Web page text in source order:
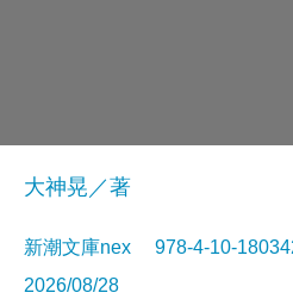
大神晃／著
新潮文庫nex 978-4-10-
2026/08/28